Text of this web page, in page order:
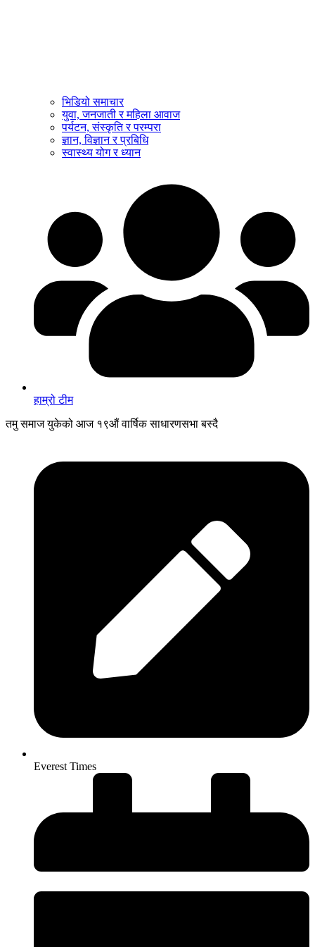
भिडियो समाचार
युवा, जनजाती र महिला आवाज
पर्यटन, संस्कृति र परम्परा
ज्ञान, विज्ञान र प्रबिधि
स्वास्थ्य योग र ध्यान
हाम्रो टीम
तमु समाज युकेको आज १९औं वार्षिक साधारणसभा बस्दै
Everest Times